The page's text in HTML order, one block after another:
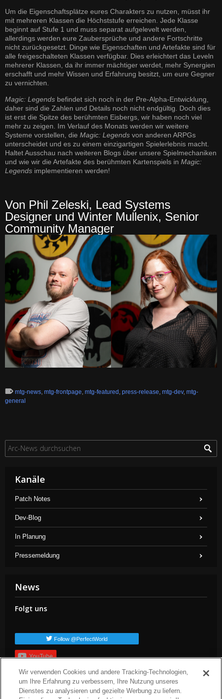
Um die Eigenschaftsplätze eures Charakters zu nutzen, müsst ihr
mit mehreren Klassen die Höchststufe erreichen. Jede Klasse
beginnt auf Stufe 1 und muss separat aufgelevelt werden,
allerdings werden eure Zaubersprüche und andere Fortschritte
nicht zurückgesetzt. Dinge wie Eigenschaften und Artefakte sind für
alle freigeschalteten Klassen verfügbar. Dies erleichtert das Leveln
mehrerer Klassen, da ihr immer mächtiger werdet, mehr Synergien
erschafft und mehr Wissen und Erfahrung besitzt, um eure Gegner
zu vernichten.
Magic: Legends befindet sich noch in der Pre-Alpha-Entwicklung,
daher sind die Zahlen und Details noch nicht endgültig. Doch dies
ist erst die Spitze des berühmten Eisbergs, wir haben noch viel
mehr zu zeigen. Im Verlauf des Monats werden wir weitere
Systeme vorstellen, die Magic: Legends von anderen ARPGs
unterscheidet und es zu einem einzigartigen Spielerlebnis macht.
Haltet Ausschau nach weiteren Blogs über unsere Spielmechaniken
und wie wir die Artefakte des berühmten Kartenspiels in Magic:
Legends implementieren werden!
Von Phil Zeleski, Lead Systems
Designer und Winter Mullenix, Senior
Community Manager
mtg-news, mtg-frontpage, mtg-featured, press-release, mtg-dev, mtg-
general
Kanäle
Patch Notes
Dev-Blog
In Planung
Pressemeldung
News
Folgt uns
Follow @PerfectWorld
YouTube
Anmelden
Populäre TAGs
Wir verwenden Cookies und andere Tracking-Technologien,
um Ihre Erfahrung zu verbessern, Ihre Nutzung unseres
Dienstes zu analysieren und gezielte Werbung zu liefern.